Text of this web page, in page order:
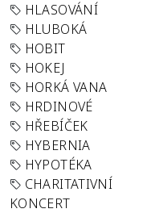
HLASOVÁNÍ
HLUBOKÁ
HOBIT
HOKEJ
HORKÁ VANA
HRDINOVÉ
HŘEBÍČEK
HYBERNIA
HYPOTÉKA
CHARITATIVNÍ
KONCERT